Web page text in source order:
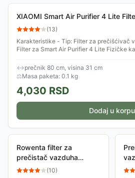
XIAOMI Smart Air Purifier 4 Lite
(13)
Karakteristike - Tip: Filter za prečišćivač
Filter za Smart Air Purifier 4 Lite Fizičke karakteristike - Dimenzije:
↔prečnik 80 cm, visina 31 cm
⚖Masa paketa: 0.1 kg
4,030 RSD
Dodaj u korpu
Rowenta filter za
prečistač vazduha
XD6082 (10)